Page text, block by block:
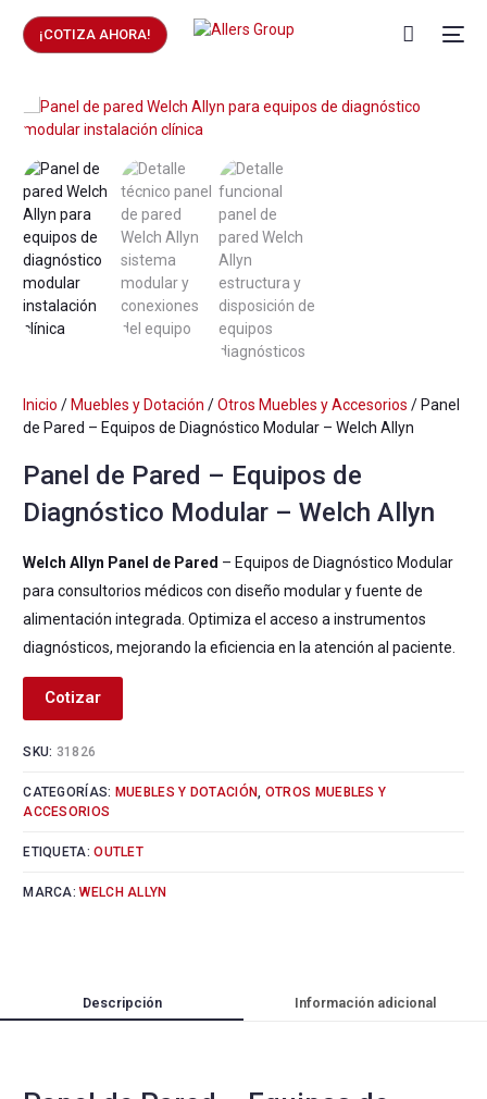
¡COTIZA AHORA!
Inicio / Muebles y Dotación /Otros Muebles y Accesorios / Panel
de Pared – Equipos de Diagnóstico Modular – Welch Allyn
Panel de Pared – Equipos de
Diagnóstico Modular – Welch Allyn
Welch Allyn Panel de Pared – Equipos de Diagnóstico Modular
para consultorios médicos con diseño modular y fuente de
alimentación integrada. Optimiza el acceso a instrumentos
diagnósticos, mejorando la eficiencia en la atención al paciente.
Cotizar
SKU: 31826
CATEGORÍAS: MUEBLES Y DOTACIÓN, OTROS MUEBLES Y
ACCESORIOS
ETIQUETA:OUTLET
MARCA:WELCH ALLYN
Descripción Información adicional